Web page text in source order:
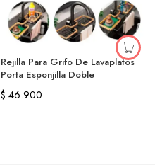
Rejilla Para Grifo De Lavaplatos
Porta Esponjilla Doble
$ 46.900